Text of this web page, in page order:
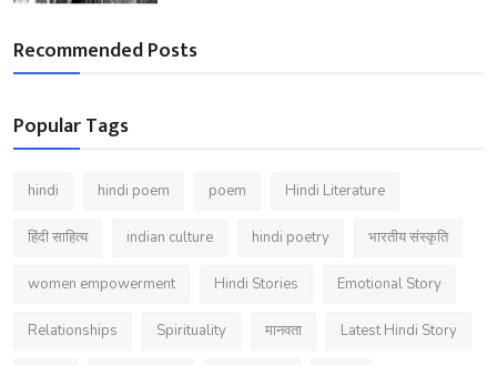
Recommended Posts
Popular Tags
hindi hindi poem poem Hindi Literature
हिंदी साहित्य indian culture hindi poetry भारतीय संस्कृति
women empowerment Hindi Stories Emotional Story
Relationships Spirituality मानवता Latest Hindi Story